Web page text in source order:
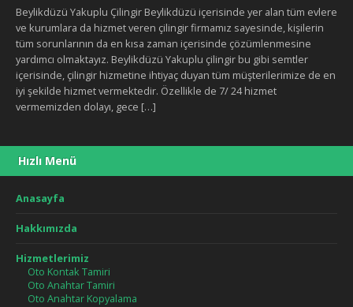
Beylikdüzü Yakuplu Çilingir Beylikdüzü içerisinde yer alan tüm evlere
ve kurumlara da hizmet veren çilingir firmamız sayesinde, kişilerin
tüm sorunlarının da en kısa zaman içerisinde çözümlenmesine
yardımcı olmaktayız. Beylikdüzü Yakuplu çilingir bu gibi semtler
içerisinde, çilingir hizmetine ihtiyaç duyan tüm müşterilerimize de en
iyi şekilde hizmet vermektedir. Özellikle de 7/ 24 hizmet
vermemizden dolayı, gece […]
Hızlı Menü
Anasayfa
Hakkımızda
Hizmetlerimiz
Oto Kontak Tamiri
Oto Anahtar Tamiri
Oto Anahtar Kopyalama